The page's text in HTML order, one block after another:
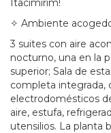
Itacimirim!
✧ Ambiente
3 suites con aire
nocturno, una en la
superior; Sala de
completa integrada,
electrodomésticos
aire, estufa,
utensilios. La planta